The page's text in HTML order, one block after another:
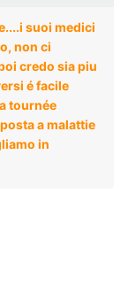
suoi medici
non ci
credo sia piu
é facile
tournée
a malattie
in